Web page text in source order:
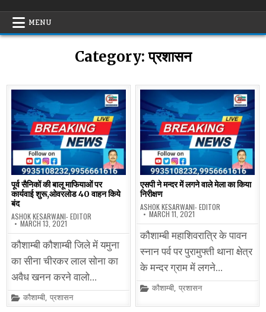
MENU
Category:प्रशासन
पूर्व सैनिकों की बालू माफियाओं पर
कार्यवाई शुरू,ओवरलोड 40 वाहन किये
बंद
ASHOK KESARWANI- EDITOR
MARCH 13, 2021
कौशाम्बी कौशाम्बी जिले में यमुना
का सीना चीरकर लाल सोना का
अवैध खनन करने वालो…
Posted
in
कौशाम्बी,प्रशासन
एसपी ने मन्दर में लगने वाले मेला का किया
निरीक्षण
ASHOK KESARWANI- EDITOR
MARCH 11, 2021
कौशाम्बी महाशिवरात्रि के पावन
स्नान पर्व पर पुरामुफ्ती थाना क्षेत्र
के मन्दर ग्राम में लगने…
Posted
कौशाम्बी,प्रशासन